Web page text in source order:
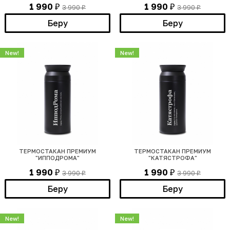
1 990 ₽ 3 990₽
Беру
1 990 ₽ 3 990₽
Беру
ТЕРМОСТАКАН ПРЕМИУМ
"ИППОДРОМА"
1 990 ₽ 3 990₽
Беру
New!
ТЕРМОСТАКАН ПРЕМИУМ
"КАТЯСТРОФА"
1 990 ₽ 3 990₽
Беру
New!
New! New!